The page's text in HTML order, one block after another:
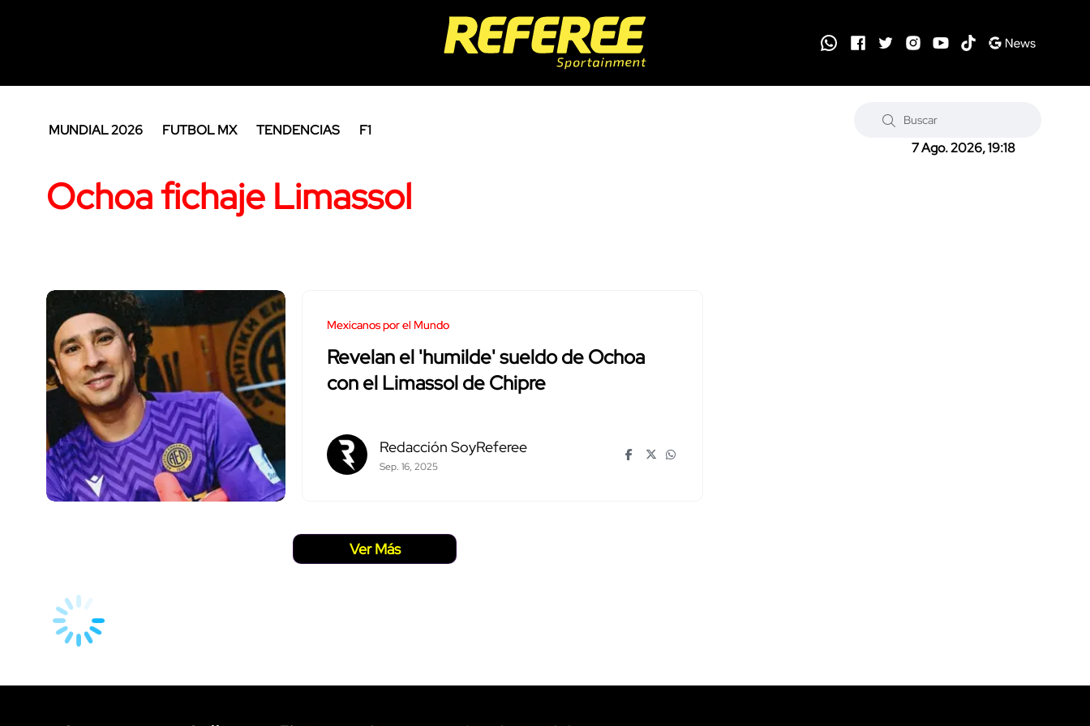
MUNDIAL 2026 FUTBOL MX TENDENCIAS
F1
7 Ago. 2026, 19:18
Ochoa fichaje Limassol
Mexicanos por el Mundo
Revelan el 'humilde' sueldo de Ochoa
con el Limassol de Chipre
Redacción SoyReferee
Sep. 16, 2025
Ver Más